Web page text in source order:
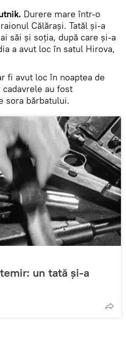
Durere mare într-o
Călărași. Tatăl și-a
săi și soția, după care și-a
a avut loc în satul Hirova,
fi avut loc în noaptea de
au fost
sora bărbatului.
un tată și-a